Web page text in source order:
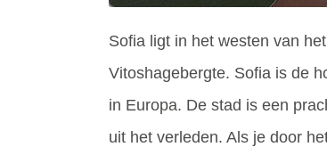
Sofia ligt in het westen van
Vitoshagebergte. Sofia is de
in Europa. De stad is een
uit het verleden. Als je door